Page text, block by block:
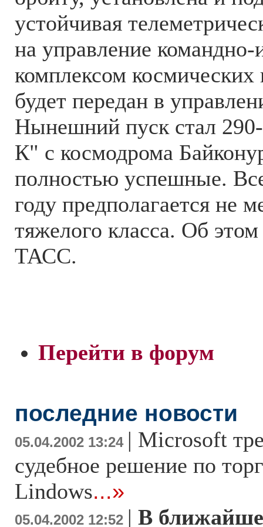
устойчивая
на управление
комплексом космических
будет передан в
Нынешний пуск стал
К" с космодрома
полностью успешные.
году предполагается не
тяжелого класса. Об
ТАСС.
Перейти в форум
последние новости
05.04.2002 13:24 | Microsoft
судебное решение по
Lindows...»
05.04.2002 12:52 | В